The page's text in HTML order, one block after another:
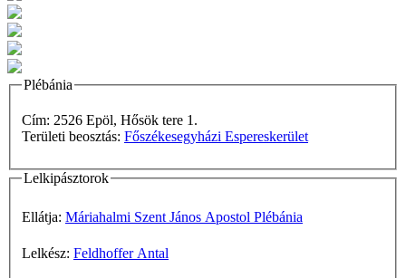
Plébánia
Cím: 2526 Epöl, Hősök tere 1.
Területi beosztás: Főszékesegyházi Espereskerület
Lelkipásztorok
Ellátja: Máriahalmi Szent János Apostol Plébánia
Lelkész: Feldhoffer Antal